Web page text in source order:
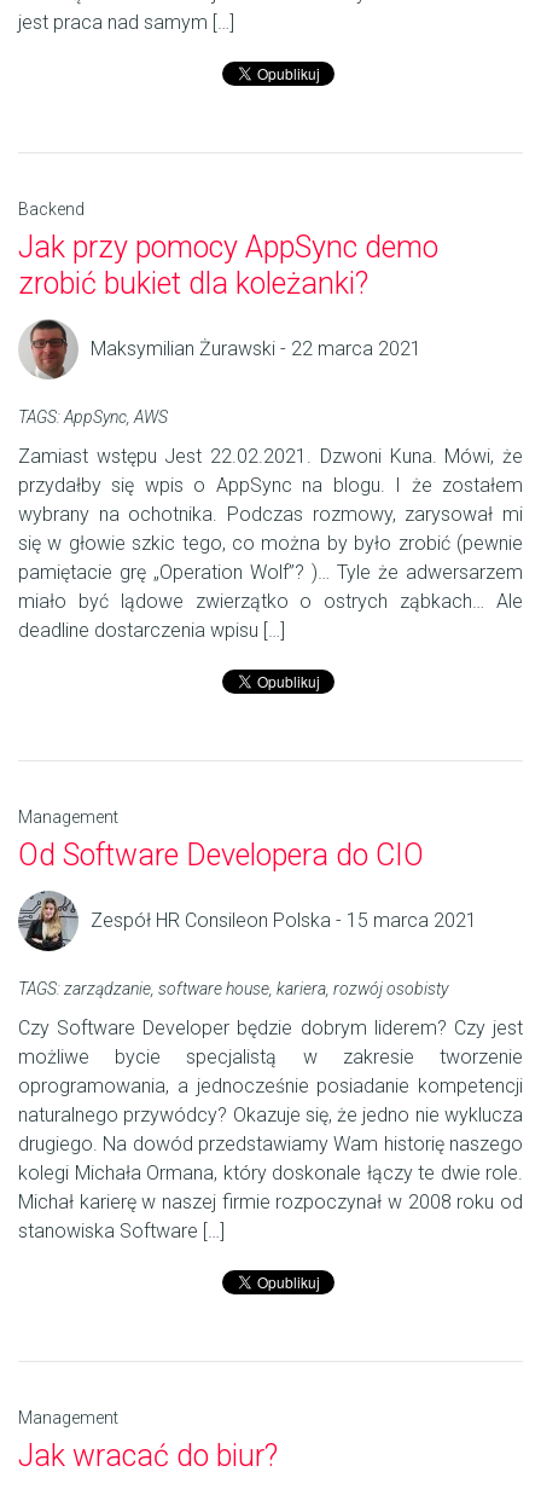
jest praca nad samym […]
Backend
Jak przy pomocy AppSync demo
zrobić bukiet dla koleżanki?
Maksymilian Żurawski - 22 marca 2021
TAGS:AppSync AWS
Zamiast wstępu Jest 22.02.2021. Dzwoni Kuna. Mówi, że
przydałby się wpis o AppSync na blogu. I że zostałem
wybrany na ochotnika. Podczas rozmowy, zarysował mi
się w głowie szkic tego, co można by było zrobić (pewnie
pamiętacie grę „Operation Wolf”? )… Tyle że adwersarzem
miało być lądowe zwierzątko o ostrych ząbkach… Ale
deadline dostarczenia wpisu […]
Management
Od Software Developera do CIO
Zespół HR Consileon Polska - 15 marca 2021
TAGS:zarządzanie software house kariera rozwój osobisty
Czy Software Developer będzie dobrym liderem? Czy jest
możliwe bycie specjalistą w zakresie tworzenie
oprogramowania, a jednocześnie posiadanie kompetencji
naturalnego przywódcy? Okazuje się, że jedno nie wyklucza
drugiego. Na dowód przedstawiamy Wam historię naszego
kolegi Michała Ormana, który doskonale łączy te dwie role.
Michał karierę w naszej firmie rozpoczynał w 2008 roku od
stanowiska Software […]
Management
Jak wracać do biur?